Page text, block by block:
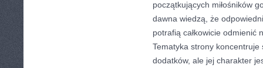
początkujących miłośników
dawna wiedzą, że
potrafią całkowicie odmienić
Tematyka strony koncentruje
dodatków, ale jej charakter